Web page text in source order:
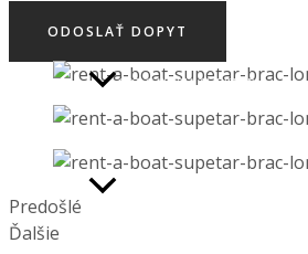
ART GALÉRIA SUPETAR
ODOSLAŤ DOPYT
Predošlé
Ďalšie